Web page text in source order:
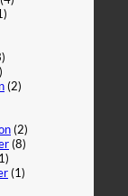
(2)
(2)
(8)
(1)